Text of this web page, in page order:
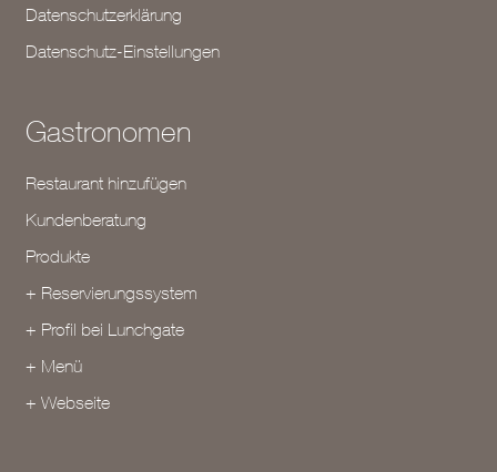
Datenschutzerklärung
Datenschutz-Einstellungen
Gastronomen
Restaurant hinzufügen
Kundenberatung
Produkte
+ Reservierungssystem
+ Profil bei Lunchgate
+ Menü
+ Webseite